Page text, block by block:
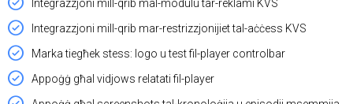
Integrazzjoni mill-qrib mal-modulu tar-reklami KVS
Integrazzjoni mill-qrib mar-restrizzjonijiet tal-aċċess KVS
Marka tiegħek stess: logo u test fil-player controlbar
Appoġġ għal vidjows relatati fil-player